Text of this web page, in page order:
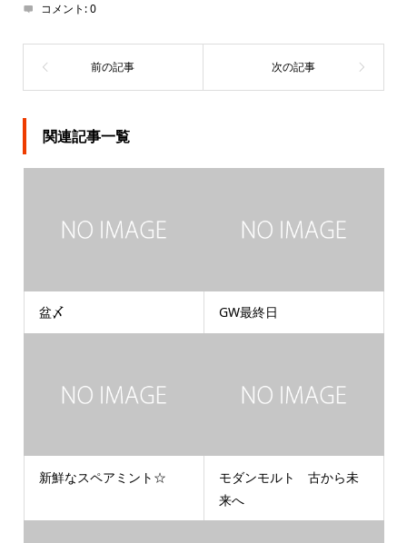
コメント:0
関連記事一覧
盆〆 GW最終日
新鮮なスペアミント☆
モダンモルト 古から未
来へ